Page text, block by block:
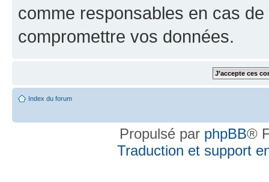
comme responsables en cas
compromettre vos données.
Index du forum
Propulsé par phpBB®
Traduction et support